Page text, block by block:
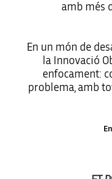
amb més
En un món de
la Innovació
enfocament:
problema, amb